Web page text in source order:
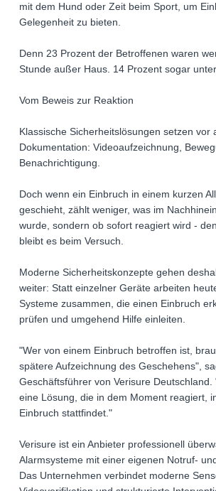
mit dem Hund oder Zeit beim Sport, um
Gelegenheit zu bieten.
Denn 23 Prozent der Betroffenen waren
Stunde außer Haus. 14 Prozent sogar
Vom Beweis zur Reaktion
Klassische Sicherheitslösungen setzen vor
Dokumentation: Videoaufzeichnung,
Benachrichtigung.
Doch wenn ein Einbruch in einem kurzen
geschieht, zählt weniger, was im
wurde, sondern ob sofort reagiert wird -
bleibt es beim Versuch.
Moderne Sicherheitskonzepte gehen
weiter: Statt einzelner Geräte arbeiten
Systeme zusammen, die einen Einbruch
prüfen und umgehend Hilfe einleiten.
"Wer von einem Einbruch betroffen ist,
spätere Aufzeichnung des Geschehens",
Geschäftsführer von Verisure Deutschland.
eine Lösung, die in dem Moment reagiert,
Einbruch stattfindet."
Verisure ist ein Anbieter professionell
Alarmsysteme mit einer eigenen Notruf-
Das Unternehmen verbindet moderne